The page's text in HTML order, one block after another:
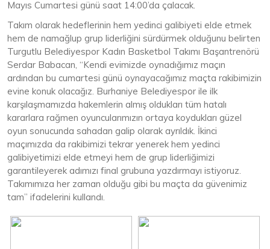
Mayıs Cumartesi günü saat 14:00’da çalacak.
Takım olarak hedeflerinin hem yedinci galibiyeti elde etmek
hem de namağlup grup liderliğini sürdürmek olduğunu belirten
Turgutlu Belediyespor Kadın Basketbol Takımı Başantrenörü
Serdar Babacan, “Kendi evimizde oynadığımız maçın
ardından bu cumartesi günü oynayacağımız maçta rakibimizin
evine konuk olacağız. Burhaniye Belediyespor ile ilk
karşılaşmamızda hakemlerin almış oldukları tüm hatalı
kararlara rağmen oyuncularımızın ortaya koydukları güzel
oyun sonucunda sahadan galip olarak ayrıldık. İkinci
maçımızda da rakibimizi tekrar yenerek hem yedinci
galibiyetimizi elde etmeyi hem de grup liderliğimizi
garantileyerek adımızı final grubuna yazdırmayı istiyoruz.
Takımımıza her zaman olduğu gibi bu maçta da güvenimiz
tam” ifadelerini kullandı.